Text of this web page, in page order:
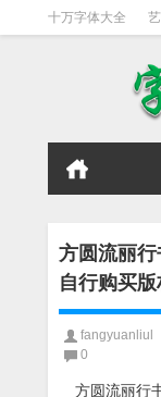
十万字体大全
方圆流丽
自行购买版
fangyuanliul
0
方圆流丽行